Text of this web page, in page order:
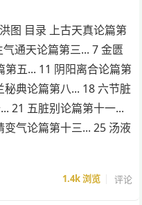
图 目录 上古天真论篇第
通天论篇第三... 7 金匮
第五... 11 阴阳离合论篇第
秘典论篇第八... 18 六节脏
21 五脏别论篇第十一...
气论篇第十三... 25 汤液
1.4k浏览 评论